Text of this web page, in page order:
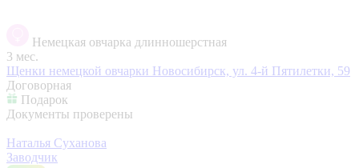
Немецкая овчарка длинношерстная
3 мес.
Щенки немецкой овчарки Новосибирск, ул. 4-й Пятилетки, 59
Договорная
Подарок
Документы проверены
Наталья Суханова
Заводчик